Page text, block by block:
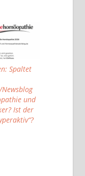
Spaltet
und
Ist der